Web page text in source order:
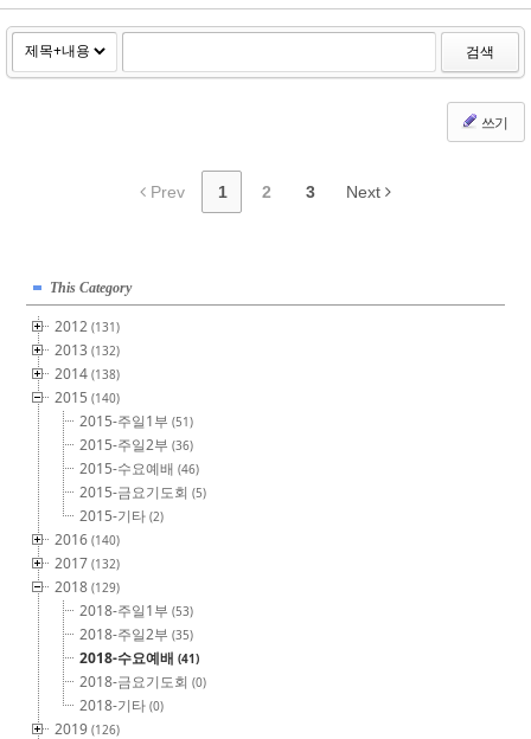
검색
쓰기
Prev 1 2 3 Next
This Category
2012(131)
2013(132)
2014(138)
2015(140)
2015-주일1부(51)
2015-주일2부(36)
2015-수요예배(46)
2015-금요기도회(5)
2015-기타(2)
2016(140)
2017(132)
2018(129)
2018-주일1부(53)
2018-주일2부(35)
2018-수요예배(41)
2018-금요기도회(0)
2018-기타(0)
2019(126)